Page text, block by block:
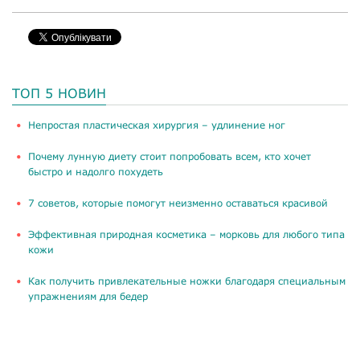
ТОП 5 НОВИН
​Непростая пластическая хирургия – удлинение ног
Почему лунную диету стоит попробовать всем, кто хочет
быстро и надолго похудеть
​7 советов, которые помогут неизменно оставаться красивой
​Эффективная природная косметика – морковь для любого типа
кожи
Как получить привлекательные ножки благодаря специальным
упражнениям для бедер